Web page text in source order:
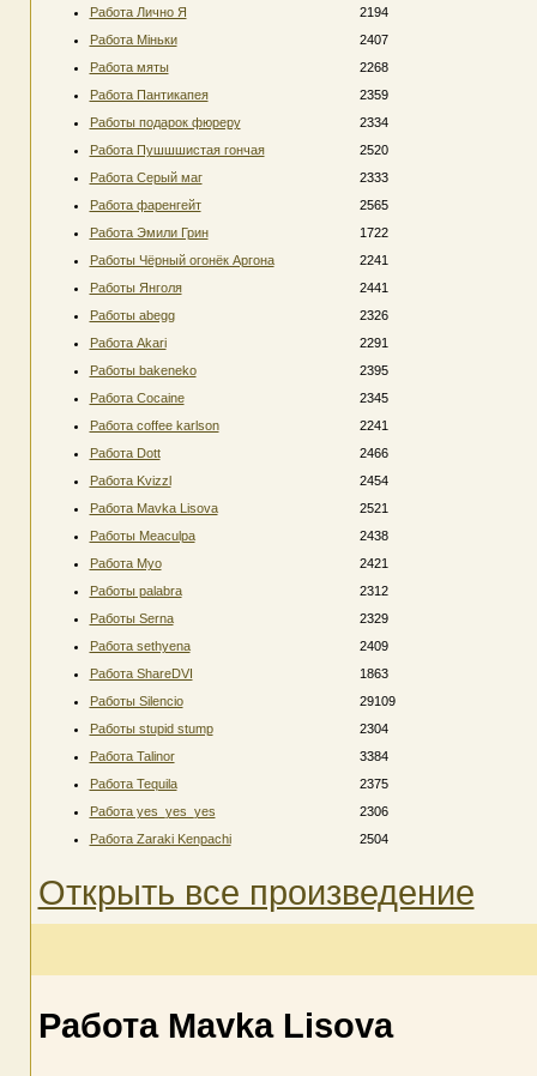
Работа Лично Я
2194
Работа Міньки
2407
Работа мяты
2268
Работа Пантикапея
2359
Работы подарок фюреру
2334
Работа Пушшшистая гончая
2520
Работа Серый маг
2333
Работа фаренгейт
2565
Работа Эмили Грин
1722
Работы Чёрный огонёк Аргона
2241
Работы Янголя
2441
Работы abegg
2326
Работа Akari
2291
Работы bakeneko
2395
Работа Cocaine
2345
Работа coffee karlson
2241
Работа Dott
2466
Работа Kvizzl
2454
Работа Mavka Lisova
2521
Работы Meaculpa
2438
Работа Myo
2421
Работы palabra
2312
Работы Serna
2329
Работа sethyena
2409
Работа ShareDVI
1863
Работы Silencio
29109
Работы stupid stump
2304
Работа Talinor
3384
Работа Tequila
2375
Работа yes_yes_yes
2306
Работа Zaraki Kenpachi
2504
Открыть все произведение
Работа Mavka Lisova